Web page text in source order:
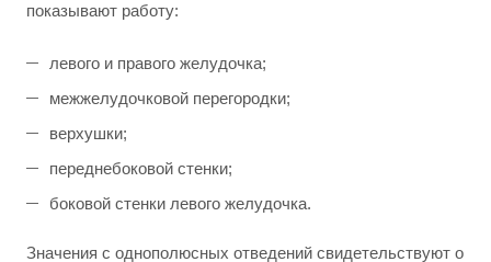
показывают работу:
левого и правого желудочка;
межжелудочковой перегородки;
верхушки;
переднебоковой стенки;
боковой стенки левого желудочка.
Значения с однополюсных отведений свидетельствуют о